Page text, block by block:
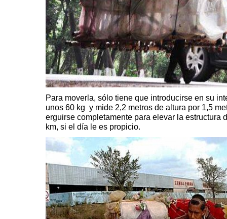
Para moverla, sólo tiene que introducirse en su
unos 60 kg y mide 2,2 metros de altura por 1,5
erguirse completamente para elevar la estructura
km, si el día le es propicio.